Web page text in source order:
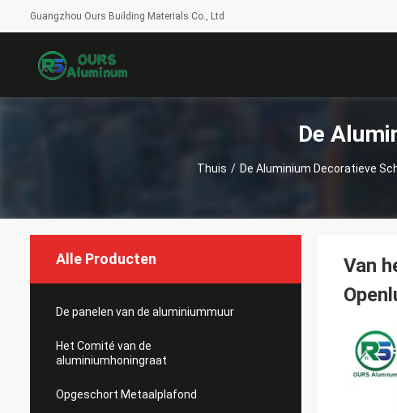
Guangzhou Ours Building Materials Co., Ltd
De
Thuis / De Aluminium Decoratieve
Alle Producten
De panelen van de aluminiummuur
Het Comité van de
aluminiumhoningraat
Opgeschort Metaalplafond
Van